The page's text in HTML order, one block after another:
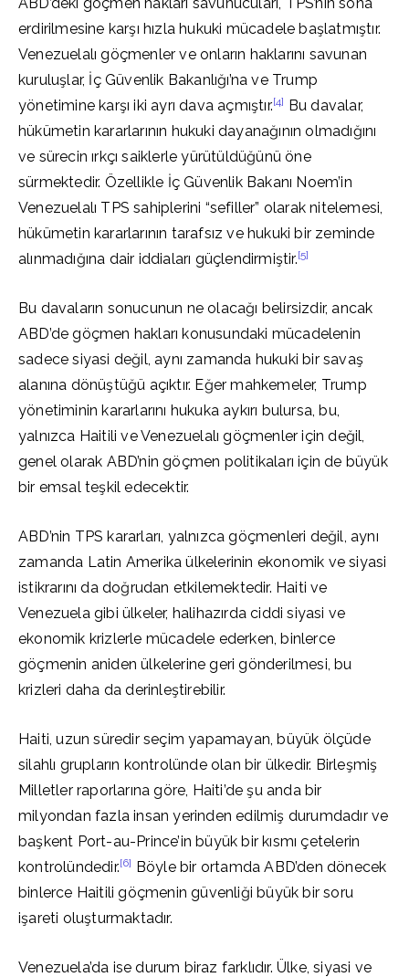
erdirilmesine karşı hızla hukuki mücadele başlatmıştır.
Venezuelalı göçmenler ve onların haklarını savunan
kuruluşlar, İç Güvenlik Bakanlığı’na ve Trump
yönetimine karşı iki ayrı dava açmıştır.[4] Bu davalar,
hükümetin kararlarının hukuki dayanağının olmadığını
ve sürecin ırkçı saiklerle yürütüldüğünü öne
sürmektedir. Özellikle İç Güvenlik Bakanı Noem’in
Venezuelalı TPS sahiplerini “sefiller” olarak nitelemesi,
hükümetin kararlarının tarafsız ve hukuki bir zeminde
alınmadığına dair iddiaları güçlendirmiştir.[5]
Bu davaların sonucunun ne olacağı belirsizdir, ancak
ABD’de göçmen hakları konusundaki mücadelenin
sadece siyasi değil, aynı zamanda hukuki bir savaş
alanına dönüştüğü açıktır. Eğer mahkemeler, Trump
yönetiminin kararlarını hukuka aykırı bulursa, bu,
yalnızca Haitili ve Venezuelalı göçmenler için değil,
genel olarak ABD’nin göçmen politikaları için de büyük
bir emsal teşkil edecektir.
ABD’nin TPS kararları, yalnızca göçmenleri değil, aynı
zamanda Latin Amerika ülkelerinin ekonomik ve siyasi
istikrarını da doğrudan etkilemektedir. Haiti ve
Venezuela gibi ülkeler, halihazırda ciddi siyasi ve
ekonomik krizlerle mücadele ederken, binlerce
göçmenin aniden ülkelerine geri gönderilmesi, bu
krizleri daha da derinleştirebilir.
Haiti, uzun süredir seçim yapamayan, büyük ölçüde
silahlı grupların kontrolünde olan bir ülkedir. Birleşmiş
Milletler raporlarına göre, Haiti’de şu anda bir
milyondan fazla insan yerinden edilmiş durumdadır ve
başkent Port-au-Prince’in büyük bir kısmı çetelerin
kontrolündedir.[6] Böyle bir ortamda ABD’den dönecek
binlerce Haitili göçmenin güvenliği büyük bir soru
işareti oluşturmaktadır.
Venezuela’da ise durum biraz farklıdır. Ülke, siyasi ve